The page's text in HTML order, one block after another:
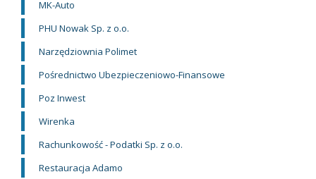
MK-Auto
PHU Nowak Sp. z o.o.
Narzędziownia Polimet
Pośrednictwo Ubezpieczeniowo-Finansowe
Poz Inwest
Wirenka
Rachunkowość - Podatki Sp. z o.o.
Restauracja Adamo